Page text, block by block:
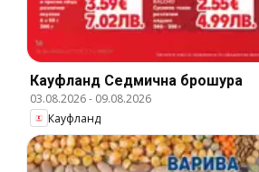
Кауфланд Cедмична брошура
03.08.2026- 09.08.2026
Кауфланд